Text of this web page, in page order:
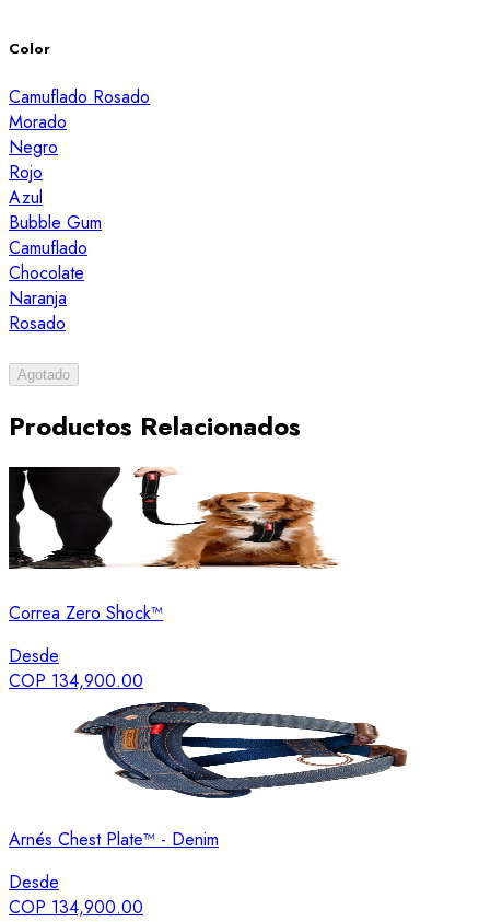
Color
Camuflado Rosado
Morado
Negro
Rojo
Azul
Bubble Gum
Camuflado
Chocolate
Naranja
Rosado
Agotado
Productos Relacionados
Correa Zero Shock™
Desde
COP 134,900.00
Arnés Chest Plate™ - Denim
Desde
COP 134,900.00